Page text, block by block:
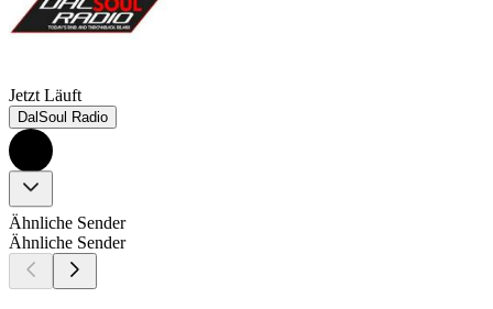
Jetzt Läuft
DalSoul Radio
Ähnliche Sender
Ähnliche Sender